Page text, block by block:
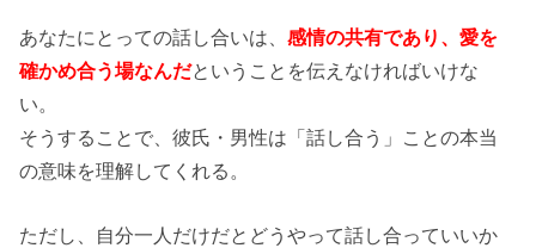
あなたにとっての話し合いは、感情の共有であり、愛を
確かめ合う場なんだということを伝えなければいけな
い。
そうすることで、彼氏・男性は「話し合う」ことの本当
の意味を理解してくれる。
ただし、自分一人だけだとどうやって話し合っていいか